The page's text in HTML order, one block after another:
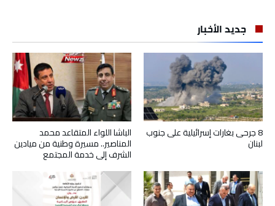
جديد الأخبار
الباشا اللواء المتقاعد محمد
المناصير.. مسيرة وطنية من ميادين
الشرف إلى خدمة المجتمع
8 جرحى بغارات إسرائيلية على جنوب
لبنان